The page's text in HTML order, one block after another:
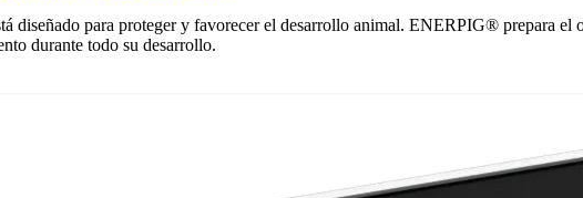
diseñado para proteger y favorecer el desarrollo animal. ENERPIG® prepara el
durante todo su desarrollo.